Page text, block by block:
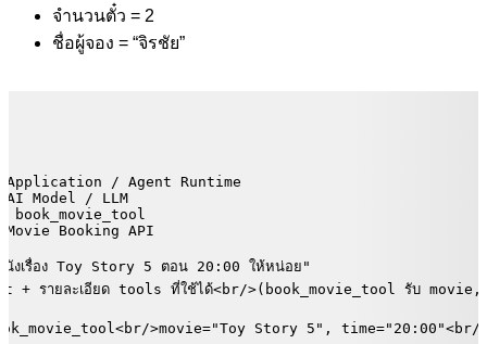
จำนวนตั๋ว = 2
ชื่อผู้จอง = “จิรชัย”
/ Agent Runtime
AI Model / LLM
book_movie_tool
Movie Booking API
งเรื่อง Toy Story 5 ตอน 20:00 ให้หน่อย"
+ รายละเอียด tools ที่ใช้ได้<br/>(book_movie_tool รับ
>movie="Toy Story 5",